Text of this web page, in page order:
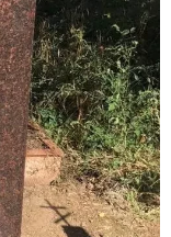
фото